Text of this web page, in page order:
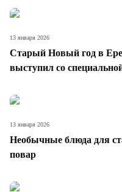
Старый Новый год в
выступил со
13 января 2026
Необычные блюда для
повар
13 января 2026